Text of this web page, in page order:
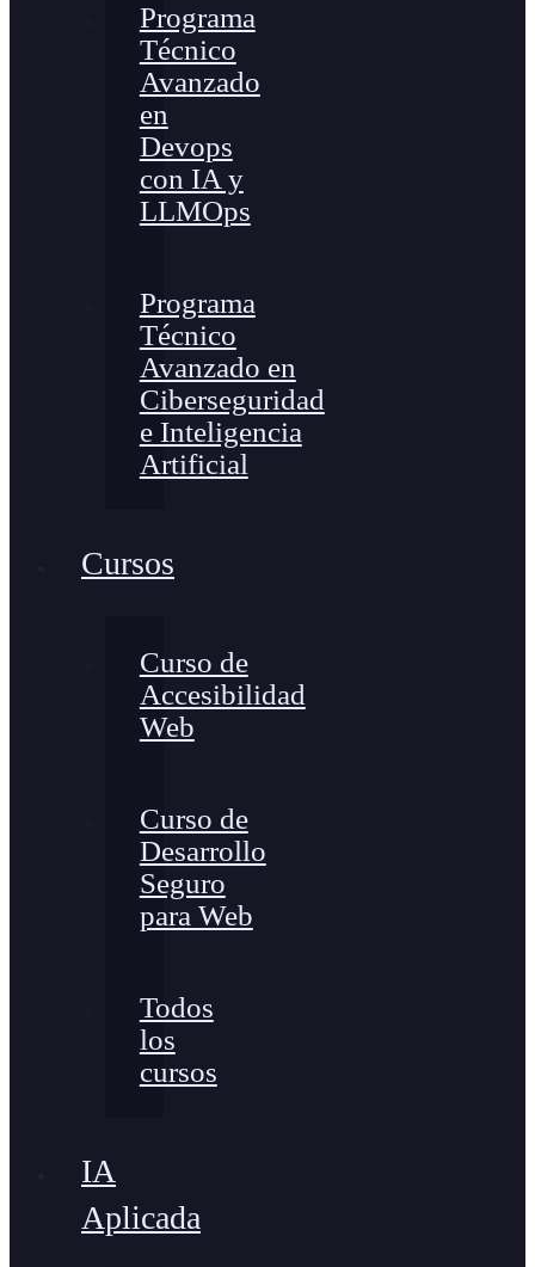
Programa
Técnico
Avanzado
en
Devops
con IA y
LLMOps
Programa
Técnico
Avanzado en
Ciberseguridad
e Inteligencia
Artificial
Cursos
Curso de
Accesibilidad
Web
Curso de
Desarrollo
Seguro
para Web
Todos
los
cursos
IA
Aplicada